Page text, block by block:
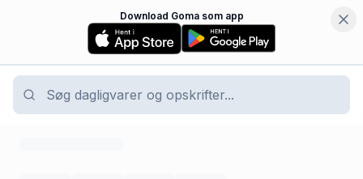
Download Goma som app